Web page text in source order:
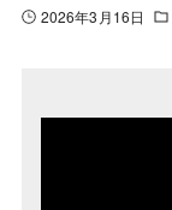
2026年3月16日